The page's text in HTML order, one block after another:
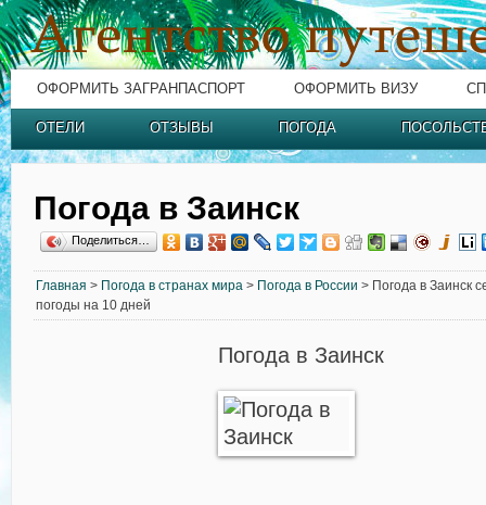
ОФОРМИТЬ ЗАГРАНПАСПОРТ ОФОРМИТЬ ВИЗУ
ОТЕЛИ ОТЗЫВЫ ПОГОДА
Погода в Заинск
Поделиться…
Главная > Погода в странах мира > Погода в России > Погода в Заинск
погоды на 10 дней
Погода в Заинск